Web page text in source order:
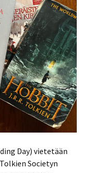
Day) vietetään
Societyn